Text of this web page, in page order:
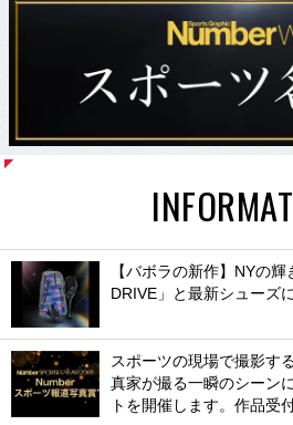
【バボラの新作】NYの
DRIVE」と最新シューズ
スポーツの現場で撮影す
真家が撮る一瞬のシーン
トを開催します。作品受